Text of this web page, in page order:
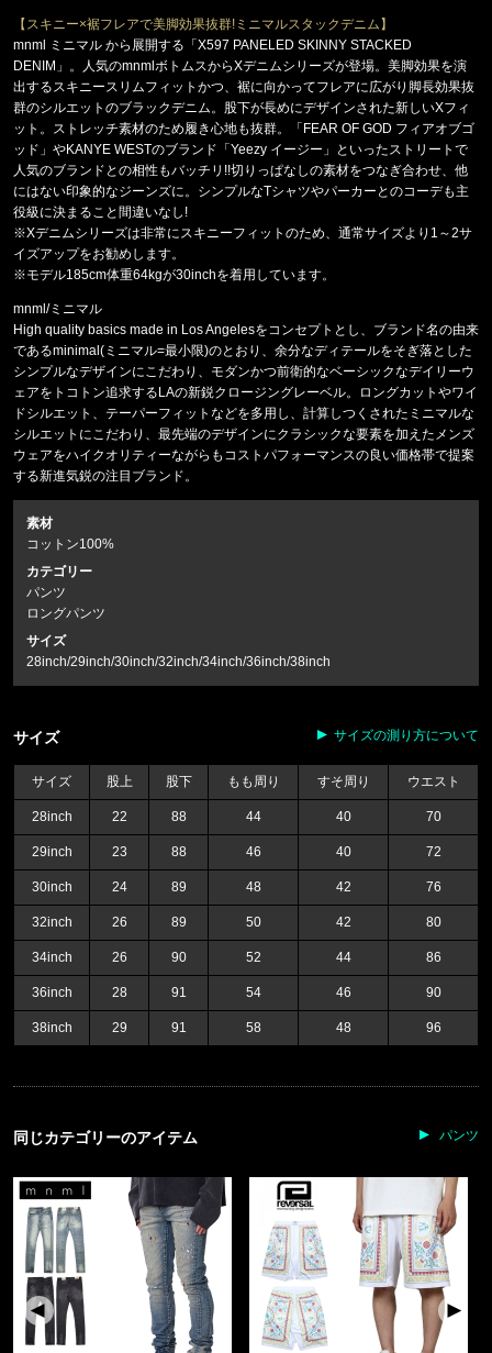
【スキニー×裾フレアで美脚効果抜群!ミニマルスタックデニム】
mnml ミニマル から展開する「X597 PANELED SKINNY STACKED
DENIM」。人気のmnmlボトムスからXデニムシリーズが登場。美脚効果を演
出するスキニースリムフィットかつ、裾に向かってフレアに広がり脚長効果抜
群のシルエットのブラックデニム。股下が長めにデザインされた新しいXフィ
ット。ストレッチ素材のため履き心地も抜群。「FEAR OF GOD フィアオブゴ
ッド」やKANYE WESTのブランド「Yeezy イージー」といったストリートで
人気のブランドとの相性もバッチリ!!切りっぱなしの素材をつなぎ合わせ、他
にはない印象的なジーンズに。シンプルなTシャツやパーカーとのコーデも主
役級に決まること間違いなし!
※Xデニムシリーズは非常にスキニーフィットのため、通常サイズより1～2サ
イズアップをお勧めします。
※モデル185cm体重64kgが30inchを着用しています。
mnml/ミニマル
High quality basics made in Los Angelesをコンセプトとし、ブランド名の由来
であるminimal(ミニマル=最小限)のとおり、余分なディテールをそぎ落とした
シンプルなデザインにこだわり、モダンかつ前衛的なベーシックなデイリーウ
ェアをトコトン追求するLAの新鋭クロージングレーベル。ロングカットやワイ
ドシルエット、テーパーフィットなどを多用し、計算しつくされたミニマルな
シルエットにこだわり、最先端のデザインにクラシックな要素を加えたメンズ
ウェアをハイクオリティーながらもコストパフォーマンスの良い価格帯で提案
する新進気鋭の注目ブランド。
素材
コットン100%
カテゴリー
パンツ
ロングパンツ
サイズ
28inch/29inch/30inch/32inch/34inch/36inch/38inch
サイズ サイズの測り方について
サイズ 股上 股下 もも周り すそ周り ウエスト
28inch 22 88 44 40 70
29inch 23 88 46 40 72
30inch 24 89 48 42 76
32inch 26 89 50 42 80
34inch 26 90 52 44 86
36inch 28 91 54 46 90
38inch 29 91 58 48 96
同じカテゴリーのアイテム パンツ